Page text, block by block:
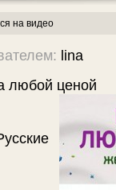
на видео
lina
любой ценой